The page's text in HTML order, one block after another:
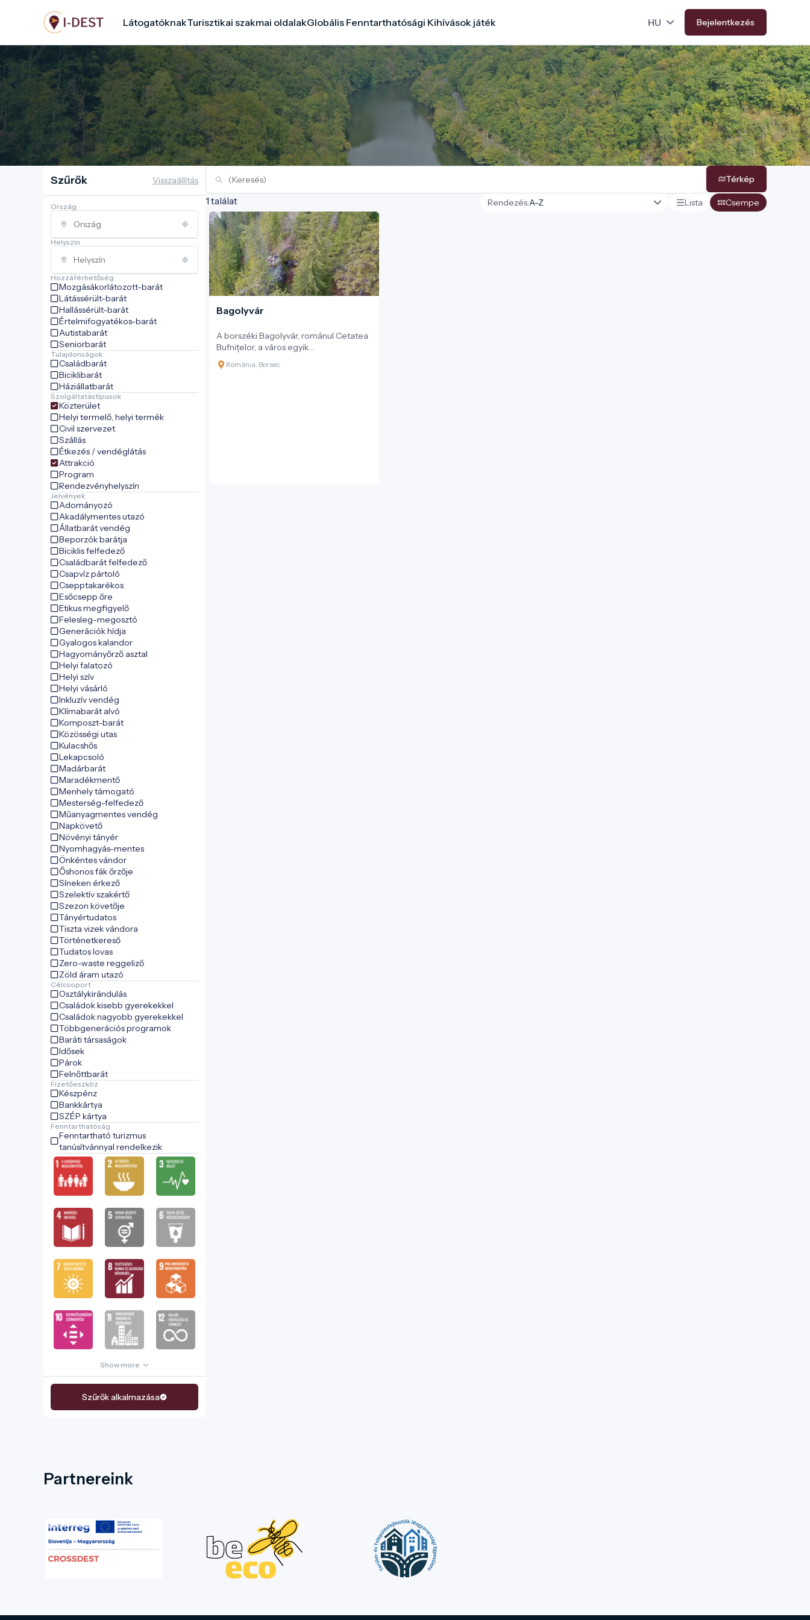
tartalomra
LátogatóknakTurisztikai szakmai oldalakGlobális Fenntarthatósági Kihívások játék Bejelentkezés
Szűrők Visszaállítás
Ország
Helyszín
Hozzáférhetőség
Mozgásákorlátozott-barát
Látássérült-barát
Hallássérült-barát
Értelmifogyatékos-barát
Autistabarát
Seniorbarát
Tulajdonságok
Családbarát
Biciklibarát
Háziállatbarát
Szolgáltatástípusok
Közterület
Helyi termelő, helyi termék
Civil szervezet
Szállás
Étkezés / vendéglátás
Attrakció
Program
Rendezvényhelyszín
Jelvények
Adományozó
Akadálymentes utazó
Állatbarát vendég
Beporzók barátja
Biciklis felfedező
Családbarát felfedező
Csapvíz pártoló
Csepptakarékos
Esőcsepp őre
Etikus megfigyelő
Felesleg-megosztó
Generációk hídja
Gyalogos kalandor
Hagyományőrző asztal
Helyi falatozó
Helyi szív
Helyi vásárló
Inkluzív vendég
Klímabarát alvó
Komposzt-barát
Közösségi utas
Kulacshős
Lekapcsoló
Madárbarát
Maradékmentő
Menhely támogató
Mesterség-felfedező
Műanyagmentes vendég
Napkövető
Növényi tányér
Nyomhagyás-mentes
Önkéntes vándor
Őshonos fák őrzője
Síneken érkező
Szelektív szakértő
Szezon követője
Tányértudatos
Tiszta vizek vándora
Történetkereső
Tudatos lovas
Zero-waste reggeliző
Zöld áram utazó
Célcsoport
Osztálykirándulás
Családok kisebb gyerekekkel
Családok nagyobb gyerekekkel
Többgenerációs programok
Baráti társaságok
Idősek
Párok
Felnőttbarát
Fizetőeszköz
Készpénz
Bankkártya
SZÉP kártya
Fenntarthatóság
Fenntartható turizmus
tanúsítvánnyal rendelkezik
Show more
Szűrők alkalmazása
Térkép
1 találat Rendezés: Lista Csempe
Bagolyvár
A borszéki Bagolyvár, románul Cetatea
Bufnițelor, a város egyik
legkülönlegesebb természeti
látványossága. Ez a vadregényes,
Románia, Borsec
Partnereink